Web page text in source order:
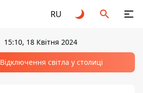
RU
15:10, 18 Квітня 2024
Відключення світла у столиці